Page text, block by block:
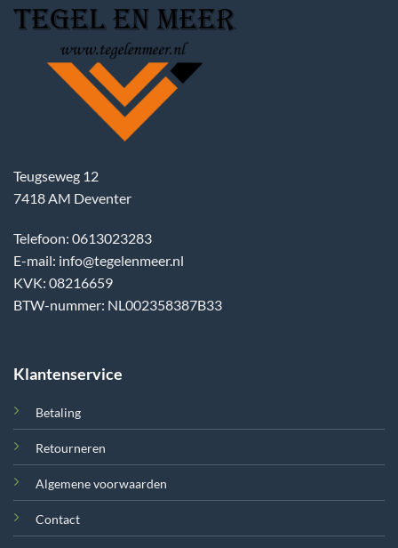
Teugseweg 12
7418 AM Deventer
Telefoon: 0613023283
E-mail: info@tegelenmeer.nl
KVK: 08216659
BTW-nummer: NL002358387B33
Klantenservice
Betaling
Retourneren
Algemene voorwaarden
Contact